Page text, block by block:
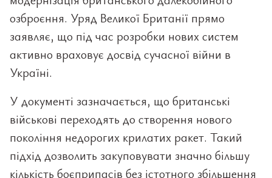
озброєння. Уряд Великої Британії прямо
заявляє, що під час розробки нових систем
активно враховує досвід сучасної війни в
Україні.
У документі зазначається, що британські
військові переходять до створення нового
покоління недорогих крилатих ракет. Такий
підхід дозволить закуповувати значно більшу
кількість боєприпасів без істотного збільшення